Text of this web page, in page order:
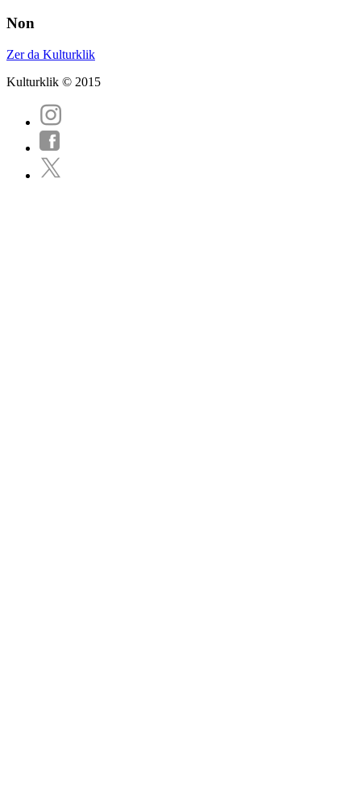
Non
Zer da Kulturklik
Kulturklik © 2015